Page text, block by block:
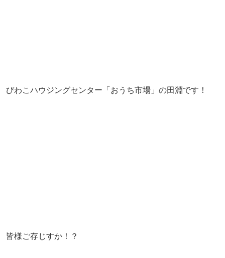
びわこハウジングセンター「おうち市場」の田淵です！
皆様ご存じすか！？